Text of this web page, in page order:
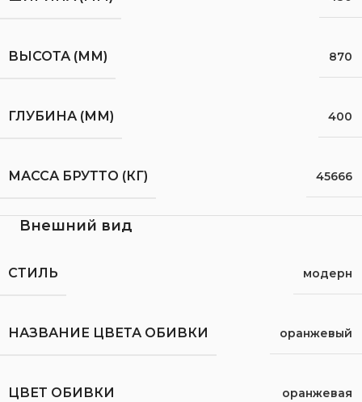
ВЫСОТА (ММ) 870
ГЛУБИНА (ММ) 400
МАССА БРУТТО (КГ) 45666
Внешний вид
СТИЛЬ модерн
НАЗВАНИЕ ЦВЕТА ОБИВКИ оранжевый
ЦВЕТ ОБИВКИ оранжевая